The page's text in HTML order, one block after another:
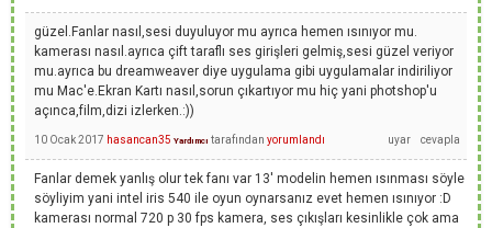
güzel.Fanlar nasıl,sesi duyuluyor mu ayrıca hemen ısınıyor mu.
kamerası nasıl.ayrıca çift taraflı ses girişleri gelmiş,sesi güzel veriyor
mu.ayrıca bu dreamweaver diye uygulama gibi uygulamalar indiriliyor
mu Mac'e.Ekran Kartı nasıl,sorun çıkartıyor mu hiç yani photshop'u
açınca,film,dizi izlerken.:))
10 Ocak 2017 hasancan35 Yardımcı tarafından yorumlandı
Fanlar demek yanlış olur tek fanı var 13' modelin hemen ısınması söyle
söyliyim yani intel iris 540 ile oyun oynarsanız evet hemen ısınıyor :D
kamerası normal 720 p 30 fps kamera, ses çıkışları kesinlikle çok ama